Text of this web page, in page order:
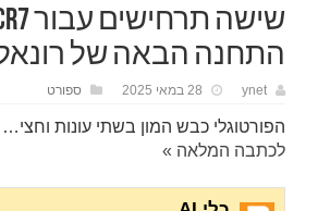
התחנה הבאה של
ynet 28 במאי 2025 ספורט
הפורטוגלי כבש המון בשתי עונות וחצי…
לכתבה המלאה »